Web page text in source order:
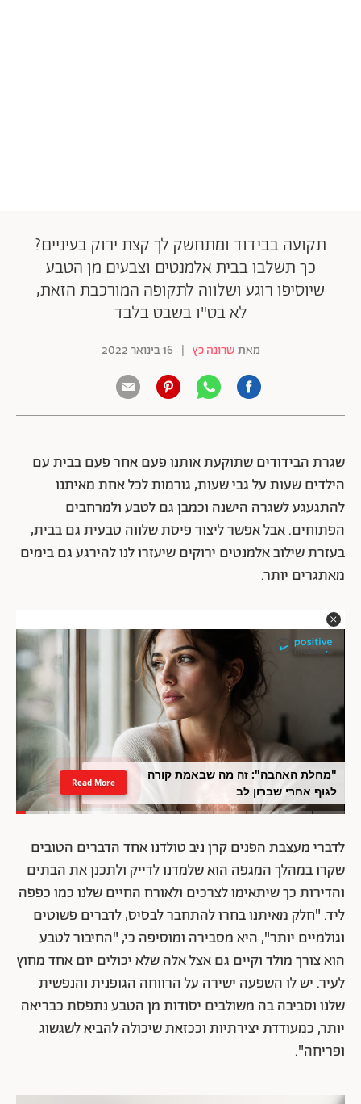
תקועה בבידוד ומתחשק לך קצת ירוק בעיניים?
כך תשלבו בבית אלמנטים וצבעים מן הטבע
שיוסיפו רוגע ושלווה לתקופה המורכבת הזאת,
לא בט"ו בשבט בלבד
מאתשרונה כץ | 16 בינואר 2022
שגרת הבידודים שתוקעת אותנו פעם אחר פעם בבית עם
הילדים שעות על גבי שעות, גורמות לכל אחת מאיתנו
להתגעגע לשגרה הישנה וכמבן גם לטבע ולמרחבים
הפתוחים. אבל אפשר ליצור פיסת שלווה טבעית גם בבית,
בעזרת שילוב אלמנטים ירוקים שיעזרו לנו להירגע גם בימים
מאתגרים יותר.
"מחלת האהבה": זה מה שבאמת קורה
לגוף אחרי שברון לב
Read More
לדברי מעצבת הפנים קרן ניב טולדנו אחד הדברים הטובים
שקרו במהלך המגפה הוא שלמדנו לדייק ולתכנן את הבתים
והדירות כך שיתאימו לצרכים ולאורח החיים שלנו כמו כפפה
ליד. "חלק מאיתנו בחרו להתחבר לבסיס, לדברים פשוטים
וגולמיים יותר", היא מסבירה ומוסיפה כי, "החיבור לטבע
הוא צורך מולד וקיים גם אצל אלה שלא יכולים יום אחד מחוץ
לעיר. יש לו השפעה ישירה על הרווחה הגופנית והנפשית
שלנו וסביבה בה משולבים יסודות מן הטבע נתפסת כבריאה
יותר, כמעודדת יצירתיות וככזאת שיכולה להביא לשגשוג
ופריחה".